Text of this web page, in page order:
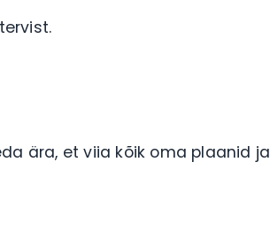
ära, et viia kõik oma plaanid ja